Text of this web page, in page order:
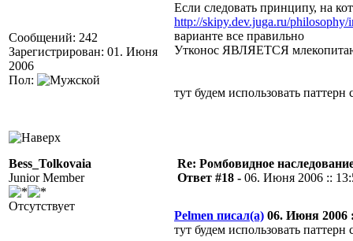
Сообщений: 242
Зарегистрирован: 01. Июня
2006
Пол:
Если следовать принципу, на
http://skipy.dev.juga.ru/philosophy/
варианте все правильно
Утконос ЯВЛЯЕТСЯ
тут будем использовать паттерн
Bess_Tolkovaia
Junior Member
Отсутствует
Re: Ромбовидное
Ответ #18 - 06. Июня 2006 ::
Pelmen писал(а) 06. Июня 2006
тут будем использовать паттерн